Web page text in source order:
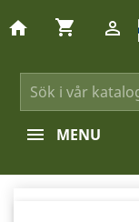
home shopping_cart 
MENU